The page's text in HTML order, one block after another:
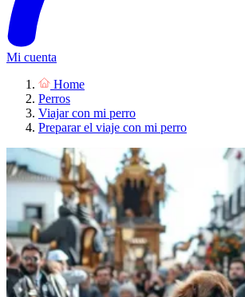
Mi cuenta
Home
Perros
Viajar con mi perro
Preparar el viaje con mi perro